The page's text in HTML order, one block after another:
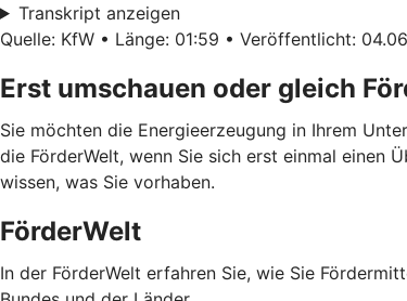
Transkript anzeigen
Quelle: KfW • Länge: 01:59 • Veröffentlicht:
Erst umschauen oder gleich
Sie möchten die Energieerzeugung in Ihrem
die FörderWelt, wenn Sie sich erst einmal einen
wissen, was Sie vorhaben.
FörderWelt
In der FörderWelt erfahren Sie, wie Sie